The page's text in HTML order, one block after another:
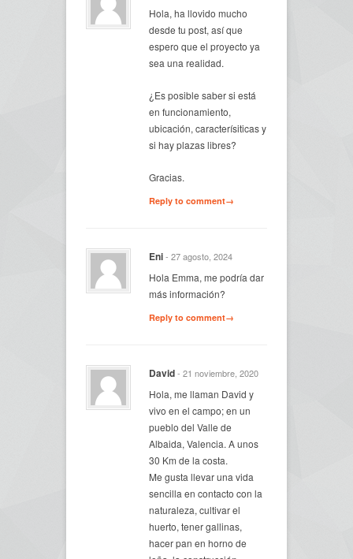
Hola, ha llovido mucho
desde tu post, así que
espero que el proyecto ya
sea una realidad.
¿Es posible saber si está
en funcionamiento,
ubicación, caracterísiticas y
si hay plazas libres?
Gracias.
Reply to comment→
Eni- 27 agosto, 2024
Hola Emma, me podría dar
más información?
Reply to comment→
David- 21 noviembre, 2020
Hola, me llaman David y
vivo en el campo; en un
pueblo del Valle de
Albaida, Valencia. A unos
30 Km de la costa.
Me gusta llevar una vida
sencilla en contacto con la
naturaleza, cultivar el
huerto, tener gallinas,
hacer pan en horno de